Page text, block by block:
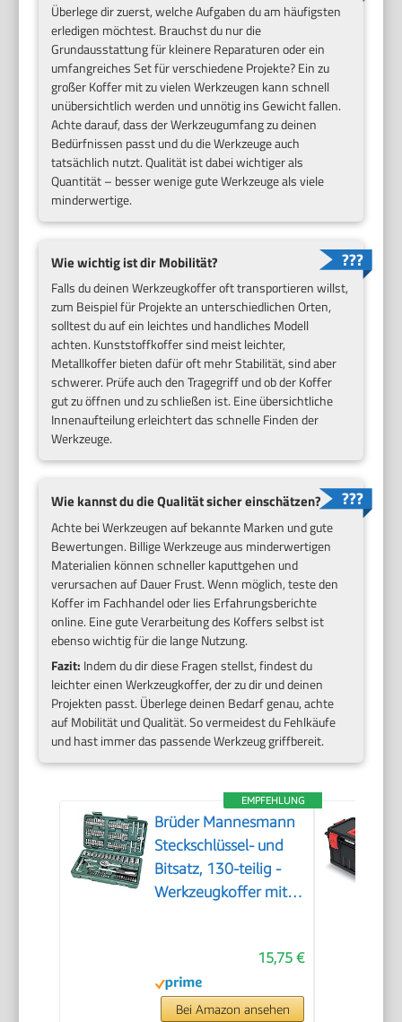
Überlege dir zuerst, welche Aufgaben du am häufigsten
erledigen möchtest. Brauchst du nur die
Grundausstattung für kleinere Reparaturen oder ein
umfangreiches Set für verschiedene Projekte? Ein zu
großer Koffer mit zu vielen Werkzeugen kann schnell
unübersichtlich werden und unnötig ins Gewicht fallen.
Achte darauf, dass der Werkzeugumfang zu deinen
Bedürfnissen passt und du die Werkzeuge auch
tatsächlich nutzt. Qualität ist dabei wichtiger als
Quantität – besser wenige gute Werkzeuge als viele
minderwertige.
Wie wichtig ist dir Mobilität?
Falls du deinen Werkzeugkoffer oft transportieren willst,
zum Beispiel für Projekte an unterschiedlichen Orten,
solltest du auf ein leichtes und handliches Modell
achten. Kunststoffkoffer sind meist leichter,
Metallkoffer bieten dafür oft mehr Stabilität, sind aber
schwerer. Prüfe auch den Tragegriff und ob der Koffer
gut zu öffnen und zu schließen ist. Eine übersichtliche
Innenaufteilung erleichtert das schnelle Finden der
Werkzeuge.
Wie kannst du die Qualität sicher einschätzen?
Achte bei Werkzeugen auf bekannte Marken und gute
Bewertungen. Billige Werkzeuge aus minderwertigen
Materialien können schneller kaputtgehen und
verursachen auf Dauer Frust. Wenn möglich, teste den
Koffer im Fachhandel oder lies Erfahrungsberichte
online. Eine gute Verarbeitung des Koffers selbst ist
ebenso wichtig für die lange Nutzung.
Fazit: Indem du dir diese Fragen stellst, findest du
leichter einen Werkzeugkoffer, der zu dir und deinen
Projekten passt. Überlege deinen Bedarf genau, achte
auf Mobilität und Qualität. So vermeidest du Fehlkäufe
und hast immer das passende Werkzeug griffbereit.
EMPFEHLUNG
Brüder Mannesmann
Steckschlüssel- und
Bitsatz, 130-teilig -
Werkzeugkoffer mit
Sechskantschlüssel,
Stecknüssen & 100
Bits - aus Chrom-
15,75 €
Bei Amazon ansehen